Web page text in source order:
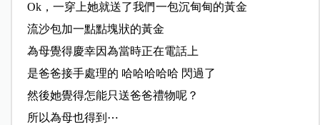
Ok，一穿上她就送了我們一包沉甸甸的黃金
流沙包加一點點塊狀的黃金
為母覺得慶幸因為當時正在電話上
是爸爸接手處理的 哈哈哈哈哈 閃過了
然後她覺得怎能只送爸爸禮物呢？
所以為母也得到⋯